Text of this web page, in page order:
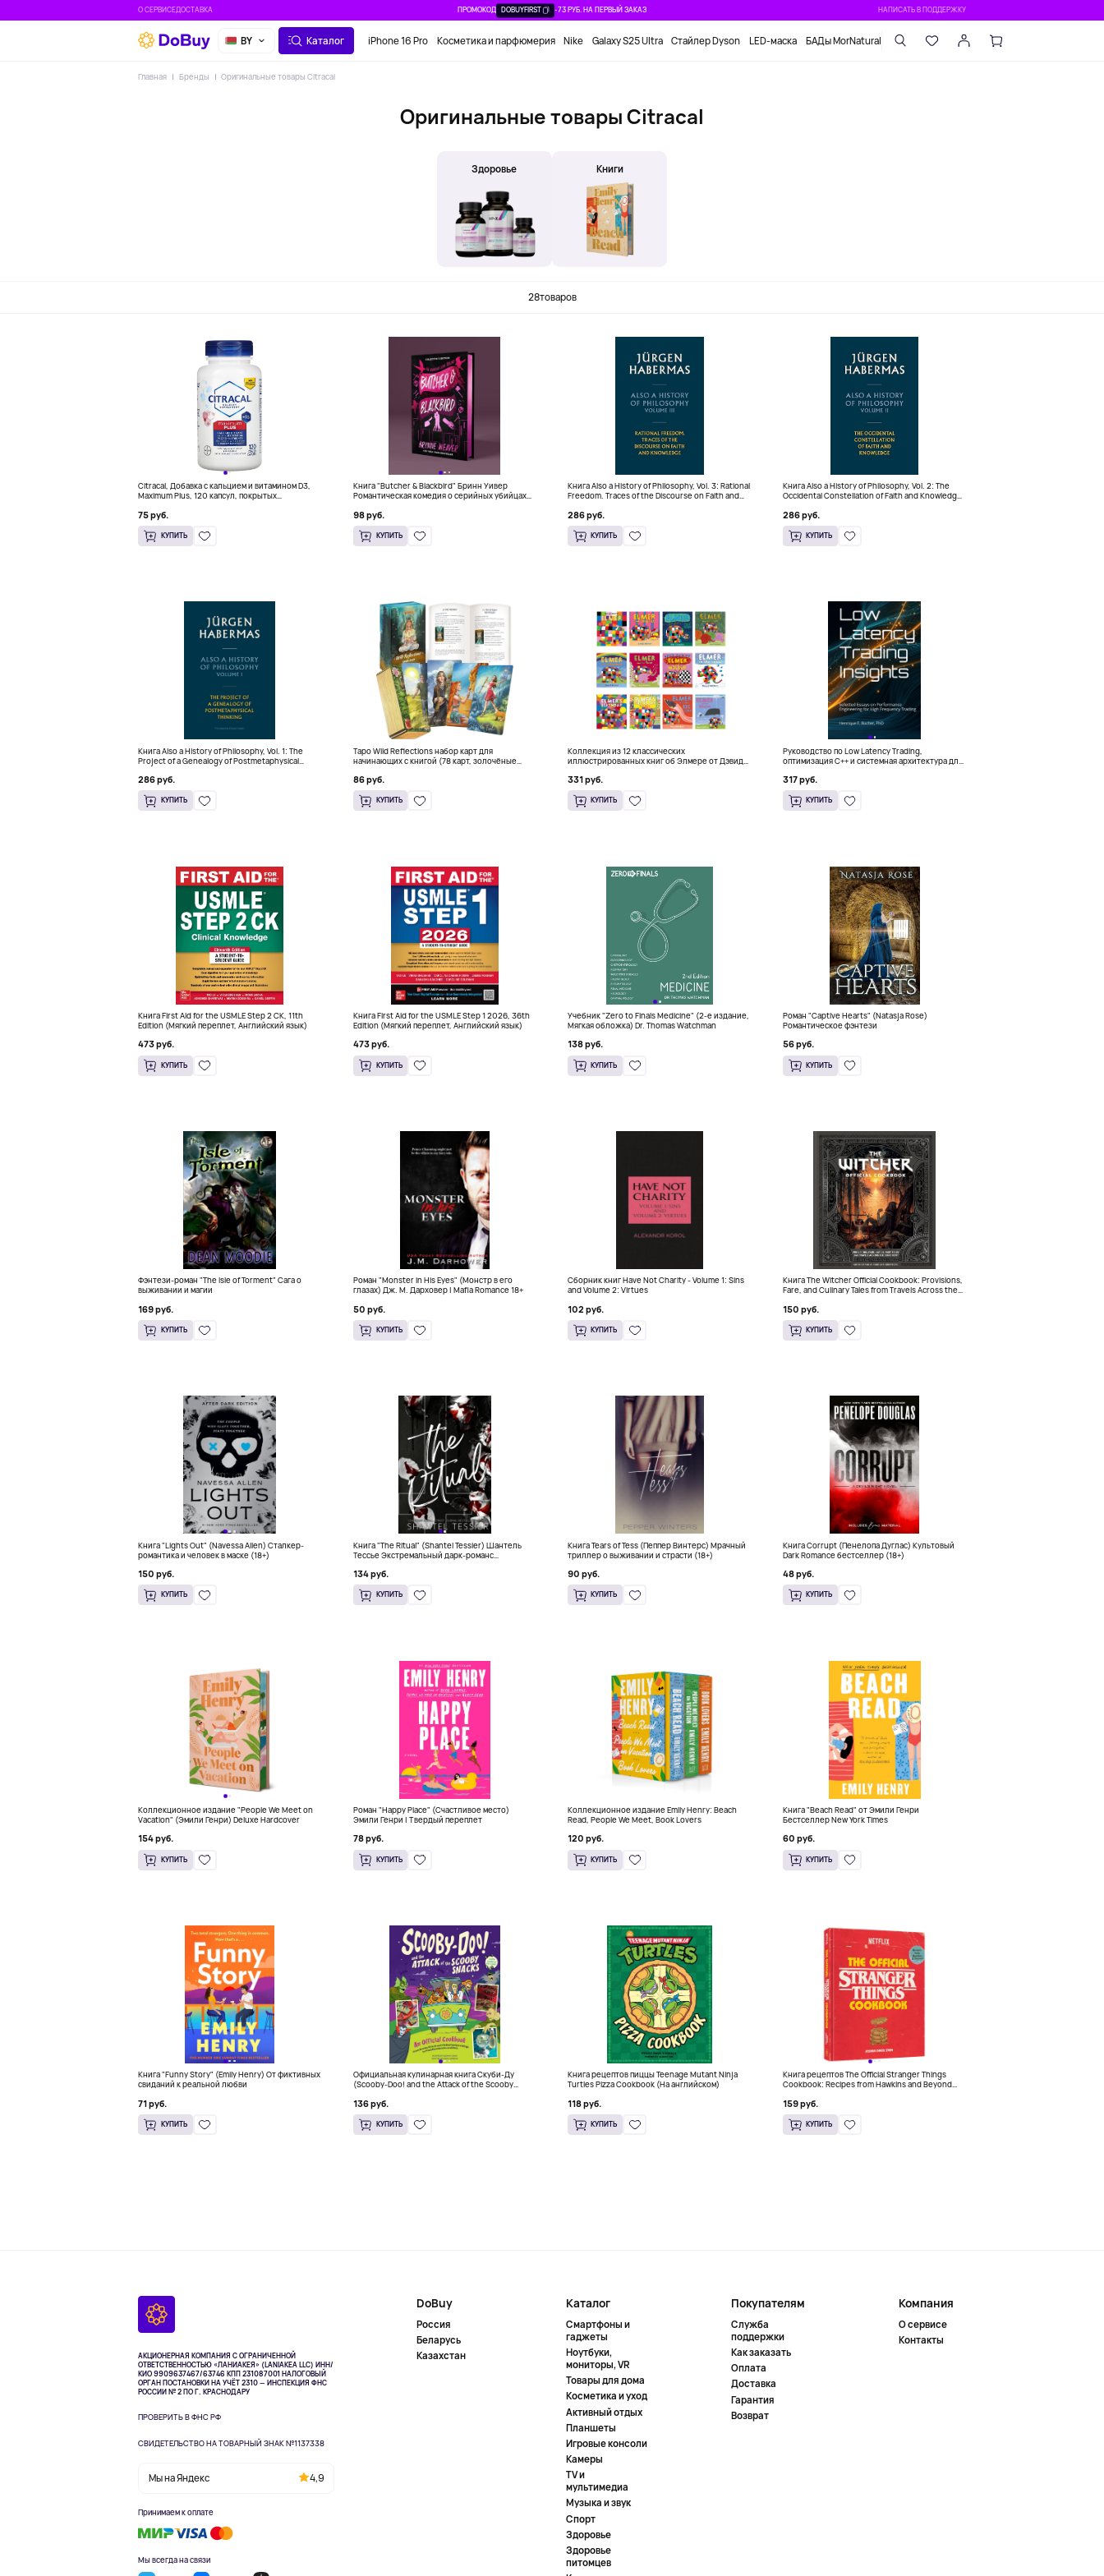
О СЕРВИСЕДОСТАВКА ПРОМОКОД DOBUYFIRST -73 РУБ. НА ПЕРВЫЙ ЗАКАЗ НАПИСАТЬ В ПОДДЕРЖКУ
BY Каталог iPhone 16 Pro Косметика и парфюмерия Nike Galaxy S25 Ultra Стайлер Dyson LED-маска БАДы MorNatural
Главная Бренды Оригинальные товары Citracal
Оригинальные товары Citracal
Здоровье Книги
28товаров
Citracal, Добавка с кальцием и витамином D3,
Maximum Plus, 120 капсул, покрытых
75 руб.
КУПИТЬ
Книга "Butcher & Blackbird" Бринн Уивер
Романтическая комедия о серийных убийцах
98 руб.
КУПИТЬ
Книга Also a History of Philosophy, Vol. 3: Rational
Freedom. Traces of the Discourse on Faith and
286 руб.
КУПИТЬ
Книга Also a History of Philosophy, Vol. 2: The
Occidental Constellation of Faith and Knowledge
286 руб.
КУПИТЬ
Книга Also a History of Philosophy, Vol. 1: The
Project of a Genealogy of Postmetaphysical
286 руб.
КУПИТЬ
Таро Wild Reflections набор карт для
начинающих с книгой (78 карт, золочёные
86 руб.
КУПИТЬ
Коллекция из 12 классических
иллюстрированных книг об Элмере от Дэвида
331 руб.
КУПИТЬ
Руководство по Low Latency Trading,
оптимизация C++ и системная архитектура для
317 руб.
КУПИТЬ
Книга First Aid for the USMLE Step 2 CK, 11th
Edition (Мягкий переплет, Английский язык)
473 руб.
КУПИТЬ
Книга First Aid for the USMLE Step 1 2026, 36th
Edition (Мягкий переплет, Английский язык)
473 руб.
КУПИТЬ
Учебник "Zero to Finals Medicine" (2-е издание,
Мягкая обложка) Dr. Thomas Watchman
138 руб.
КУПИТЬ
Роман "Captive Hearts" (Natasja Rose)
Романтическое фэнтези
56 руб.
КУПИТЬ
Фэнтези-роман "The Isle of Torment" Сага о
выживании и магии
169 руб.
КУПИТЬ
Роман "Monster in His Eyes" (Монстр в его
глазах) Дж. М. Дарховер | Mafia Romance 18+
50 руб.
КУПИТЬ
Сборник книг Have Not Charity - Volume 1: Sins
and Volume 2: Virtues
102 руб.
КУПИТЬ
Книга The Witcher Official Cookbook: Provisions,
Fare, and Culinary Tales from Travels Across the
150 руб.
КУПИТЬ
Книга "Lights Out" (Navessa Allen) Сталкер-
романтика и человек в маске (18+)
150 руб.
КУПИТЬ
Книга "The Ritual" (Shantel Tessier) Шантель
Тессье Экстремальный дарк-романс
134 руб.
КУПИТЬ
Книга Tears of Tess (Пеппер Винтерс) Мрачный
триллер о выживании и страсти (18+)
90 руб.
КУПИТЬ
Книга Corrupt (Пенелопа Дуглас) Культовый
Dark Romance бестселлер (18+)
48 руб.
КУПИТЬ
Коллекционное издание "People We Meet on
Vacation" (Эмили Генри) Deluxe Hardcover
154 руб.
КУПИТЬ
Роман "Happy Place" (Счастливое место)
Эмили Генри | Твердый переплет
78 руб.
КУПИТЬ
Коллекционное издание Emily Henry: Beach
Read, People We Meet, Book Lovers
120 руб.
КУПИТЬ
Книга "Beach Read" от Эмили Генри
Бестселлер New York Times
60 руб.
КУПИТЬ
Книга "Funny Story" (Emily Henry) От фиктивных
свиданий к реальной любви
71 руб.
КУПИТЬ
Официальная кулинарная книга Скуби-Ду
(Scooby-Doo! and the Attack of the Scooby
136 руб.
КУПИТЬ
Книга рецептов пиццы Teenage Mutant Ninja
Turtles Pizza Cookbook (На английском)
118 руб.
КУПИТЬ
Книга рецептов The Official Stranger Things
Cookbook: Recipes from Hawkins and Beyond
159 руб.
КУПИТЬ
АКЦИОНЕРНАЯ КОМПАНИЯ С ОГРАНИЧЕННОЙ
ОТВЕТСТВЕННОСТЬЮ «ЛАНИАКЕЯ» (LANIAKEA LLC) ИНН/
КИО 9909637467/63746 КПП 231087001НАЛОГОВЫЙ
ОРГАН ПОСТАНОВКИ НА УЧЁТ 2310 — ИНСПЕКЦИЯ ФНС
РОССИИ № 2 ПО Г. КРАСНОДАРУ
ПРОВЕРИТЬ В ФНС РФ
СВИДЕТЕЛЬСТВО НА ТОВАРНЫЙ ЗНАК №1137338
Мы на Яндекс 4,9
Принимаем к оплате
Мы всегда на связи
DoBuy
Россия
Беларусь
Казахстан
Каталог
Смартфоны и
гаджеты
Ноутбуки,
мониторы, VR
Товары для дома
Косметика и уход
Активный отдых
Планшеты
Игровые консоли
Камеры
TV и
мультимедиа
Музыка и звук
Спорт
Здоровье
Здоровье
питомцев
Покупателям
Служба
поддержки
Как заказать
Оплата
Доставка
Гарантия
Возврат
Компания
О сервисе
Контакты